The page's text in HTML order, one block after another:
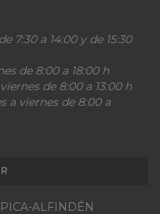
7:30 a 14:00 y de 15:30
de 8:00 a 18:00 h
de 8:00 a 13:00 h
a viernes de 8:00 a
ALFINDÉN